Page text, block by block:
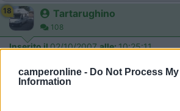
camperonline - Do Not Process
Information
18 Tartarughino
108
Inserito il02/10/2007 alle:10:25:11
Ciao ubax, considera che se il
controllo delle infiltrazioni viene fatto con
permette di trovare delle infiltrazioni